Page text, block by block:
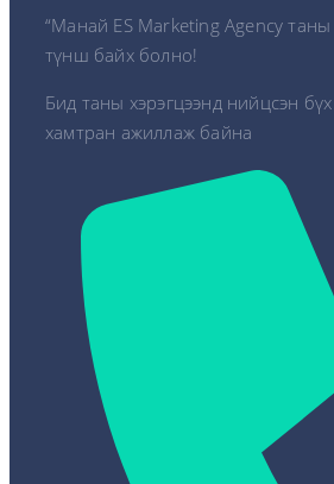
“Манай ES Marketing Agency
түнш байх болно!
Бид таны хэрэгцээнд нийцсэн
хамтран ажиллаж байна